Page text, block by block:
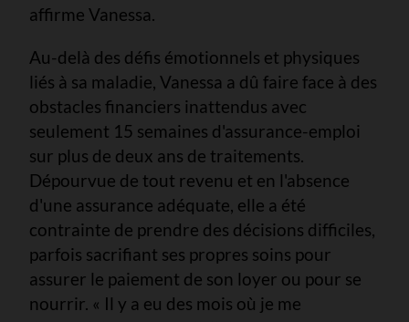
affirme Vanessa.
Au-delà des défis émotionnels et physiques
liés à sa maladie, Vanessa a dû faire face à des
obstacles financiers inattendus avec
seulement 15 semaines d'assurance-emploi
sur plus de deux ans de traitements.
Dépourvue de tout revenu et en l'absence
d'une assurance adéquate, elle a été
contrainte de prendre des décisions difficiles,
parfois sacrifiant ses propres soins pour
assurer le paiement de son loyer ou pour se
nourrir. « Il y a eu des mois où je me